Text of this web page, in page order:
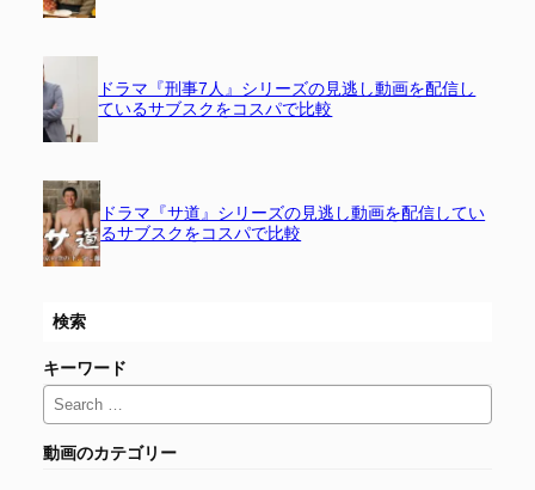
ドラマ『刑事7人』シリーズの見逃し動画を配信し
ているサブスクをコスパで比較
ドラマ『サ道』シリーズの見逃し動画を配信してい
るサブスクをコスパで比較
検索
キーワード
動画のカテゴリー